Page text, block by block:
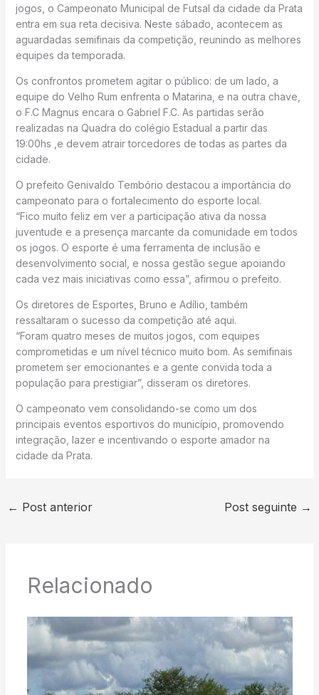
jogos, o Campeonato Municipal de Futsal da cidade da Prata
entra em sua reta decisiva. Neste sábado, acontecem as
aguardadas semifinais da competição, reunindo as melhores
equipes da temporada.
Os confrontos prometem agitar o público: de um lado, a
equipe do Velho Rum enfrenta o Matarina, e na outra chave,
o F.C Magnus encara o Gabriel F.C. As partidas serão
realizadas na Quadra do colégio Estadual a partir das
19:00hs ,e devem atrair torcedores de todas as partes da
cidade.
O prefeito Genivaldo Tembório destacou a importância do
campeonato para o fortalecimento do esporte local.
“Fico muito feliz em ver a participação ativa da nossa
juventude e a presença marcante da comunidade em todos
os jogos. O esporte é uma ferramenta de inclusão e
desenvolvimento social, e nossa gestão segue apoiando
cada vez mais iniciativas como essa”, afirmou o prefeito.
Os diretores de Esportes, Bruno e Adílio, também
ressaltaram o sucesso da competição até aqui.
“Foram quatro meses de muitos jogos, com equipes
comprometidas e um nível técnico muito bom. As semifinais
prometem ser emocionantes e a gente convida toda a
população para prestigiar”, disseram os diretores.
O campeonato vem consolidando-se como um dos
principais eventos esportivos do município, promovendo
integração, lazer e incentivando o esporte amador na
cidade da Prata.
← Post anterior Post seguinte →
Relacionado